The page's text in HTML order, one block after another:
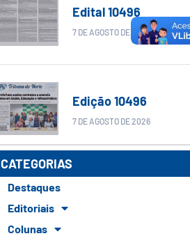
Edital 10496
7 DE AGOSTO DE 2026
Edição 10496
7 DE AGOSTO DE 2026
CATEGORIAS
Destaques
Editoriais
Colunas